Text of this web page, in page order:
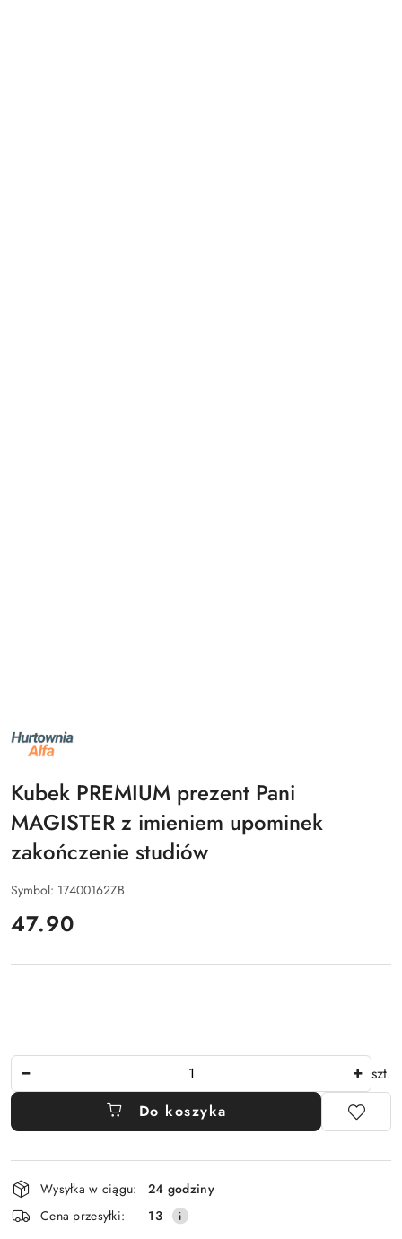
NAZWA
PRODUCENTA:
ALFA
Kubek PREMIUM prezent Pani
MAGISTER z imieniem upominek
zakończenie studiów
Symbol: 17400162ZB
cena:
47.90
szt.
Do koszyka
Dostępność
i
dostawa
Wysyłka w ciągu:
24 godziny
Cena przesyłki:
13